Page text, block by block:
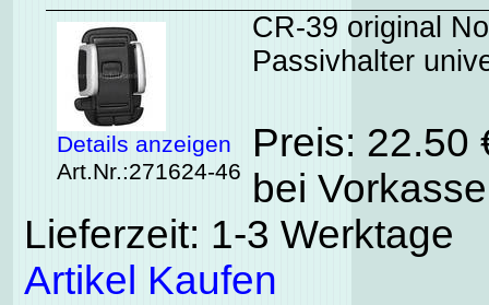
Details anzeigen
Art.Nr.:271624-46
CR-39 original
Passivhalter
Preis:
bei
Lieferzeit: 1-3 Werktage
Artikel Kaufen